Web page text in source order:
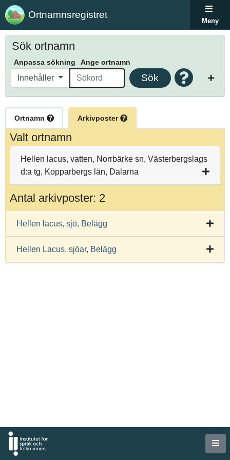
Ortnamnsregistret
Meny
Sök ortnamn
Anpassa sökning Ange ortnamn
Innehåller Sök
Ortnamn Arkivposter
Valt ortnamn
Hellen lacus, vatten, Norrbärke sn, Västerbergslags
d:a tg, Kopparbergs län, Dalarna
Antal arkivposter: 2
Hellen lacus, sjö, Belägg
Hellen Lacus, sjöar, Belägg